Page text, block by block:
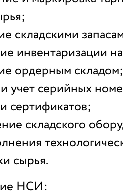
складскими
инвентаризации
ордерным складом;
учет серийных
сертификатов;
складского
сырья.
НСИ: